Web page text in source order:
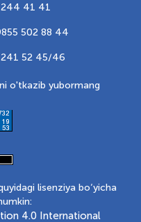
244 41 41
502 88 44
241 52 45/46
o'tkazib yubormang
lisenziya bo‘yicha
4.0 International